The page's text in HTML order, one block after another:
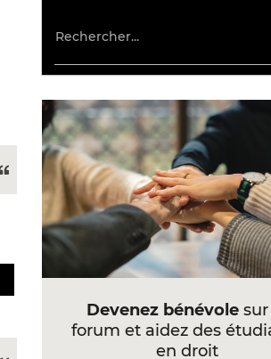
Devenez bénévole
forum et aidez des
en droit